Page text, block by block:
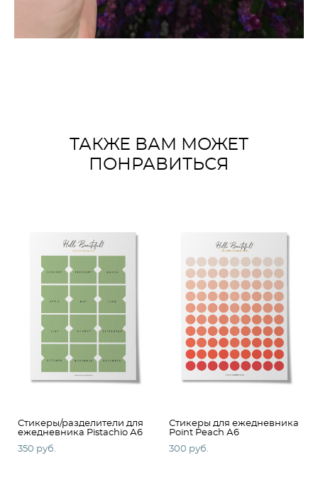
ТАКЖЕ ВАМ МОЖЕТ
ПОНРАВИТЬСЯ
Стикеры/разделители для
ежедневника Pistachio А6
350 pуб.
Стикеры для ежедневника
Point Peach А6
300 pуб.